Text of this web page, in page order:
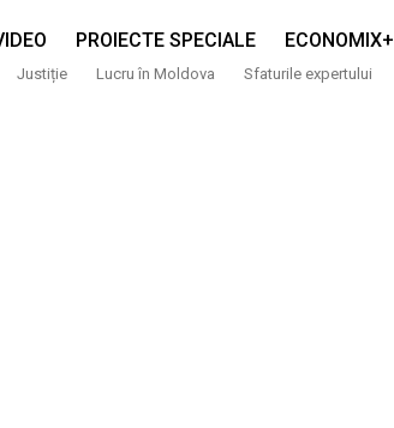
PROIECTE SPECIALE ECONOMIX+
Justiție Lucru în Moldova Sfaturile expertului